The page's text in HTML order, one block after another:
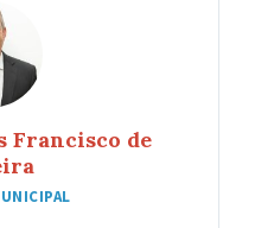
Francisco de